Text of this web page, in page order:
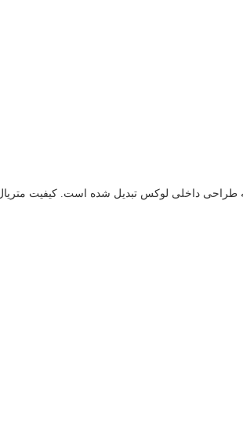
در زمینه طراحی داخلی لوکس تبدیل شده است. کیفیت